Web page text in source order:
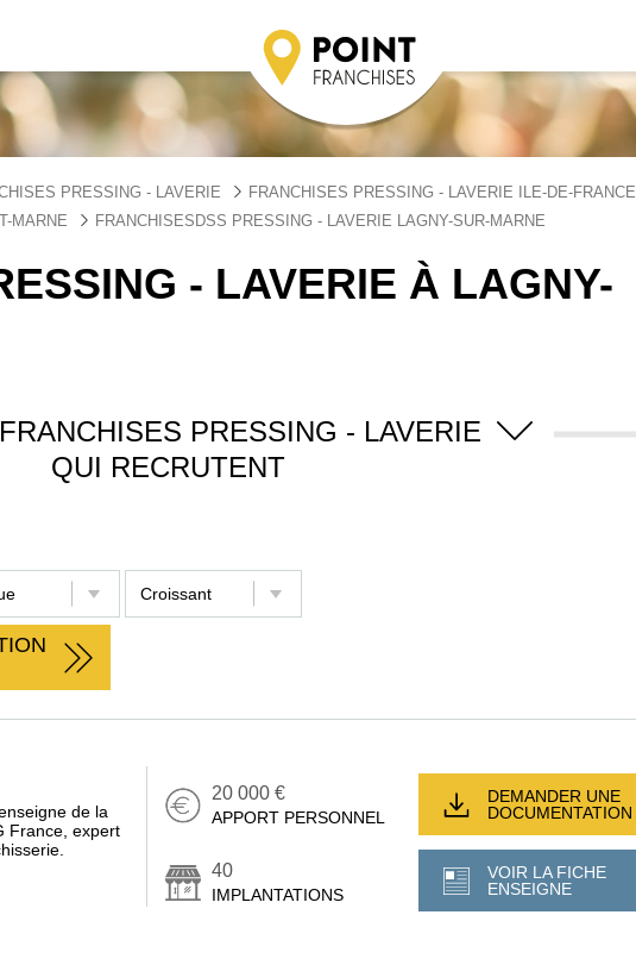
PRESSING - LAVERIE
FRANCHISES PRESSING - LAVERIE ILE-DE-FRANCE
MARNE
FRANCHISESDSS PRESSING - LAVERIE LAGNY-SUR-MARNE
- LAVERIE À LAGNY-
PRESSING - LAVERIE
QUI RECRUTENT
de la
France, expert
20 000 €
APPORT PERSONNEL
40
IMPLANTATIONS
DEMANDER UNE
DOCUMENTATION
VOIR LA FICHE
ENSEIGNE